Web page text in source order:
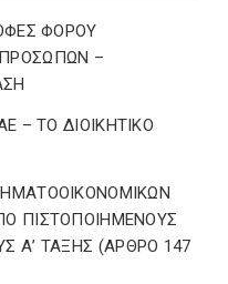
ΦΟΡΟΥ
–
– ΤΟ ΔΙΟΙΚΗΤΙΚΟ
ΠΙΣΤΟΠΟΙΗΜΕΝΟΥΣ
Α’ ΤΑΞΗΣ (ΑΡΘΡΟ 147